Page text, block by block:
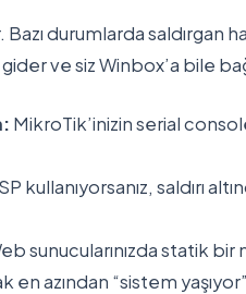
durumlarda saldırgan
ve siz Winbox’a bile
MikroTik’inizin serial
kullanıyorsanız, saldırı
sunucularınızda statik
en azından “sistem